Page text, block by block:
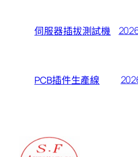
伺服器插拔測試機
PCB插件生產線